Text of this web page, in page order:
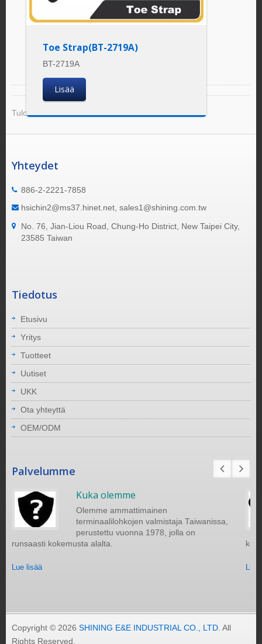
Toe Strap(BT-2719A)
BT-2719A
Lisää
Tulos 1 - 1 of 1
Yhteydet
886-2-2221-7858
hsichin2@ms37.hinet.net, sales1@shining.com.tw
No. 76, Jian-Liou Road, Chung-Ho District, New Taipei City,
23585 Taiwan
Tiedotus
Etusivu
Yritys
Tuotteet
Uutiset
UKK
Ota yhteyttä
OEM/ODM
Palvelumme
Kuka olemme
Olemme ammattimainen
terminaalilohkojen valmistaja Taiwanissa,
perustettu vuonna 1978, jolla on
runsaasti kokemusta alalta.
Lue lisää Lue
Copyright © 2026 SHINING E&E INDUSTRIAL CO., LTD. All
Rights Reserved.